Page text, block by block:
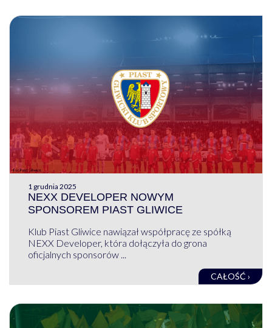
1 grudnia 2025
NEXX DEVELOPER NOWYM
SPONSOREM PIAST GLIWICE
Klub Piast Gliwice nawiązał współpracę ze spółką
NEXX Developer, która dołączyła do grona
oficjalnych sponsorów ...
CAŁOŚĆ ›